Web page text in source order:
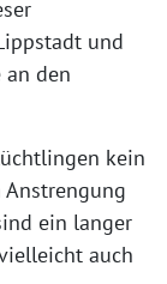
und
den
kein
ein langer
auch